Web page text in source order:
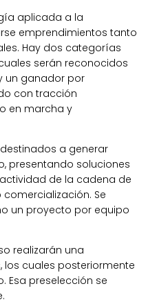
aplicada a la
emprendimientos tanto
Hay dos categorías
serán reconocidos
un ganador por
con tracción
en marcha y
a generar
presentando soluciones
de la cadena de
Se
un proyecto por equipo
realizarán una
los cuales posteriormente
Esa preselección se